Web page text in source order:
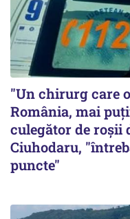
"Un chirurg care
România, mai
culegător de roșii
Ciuhodaru,
puncte"